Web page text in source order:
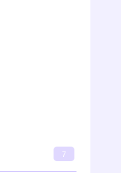
7